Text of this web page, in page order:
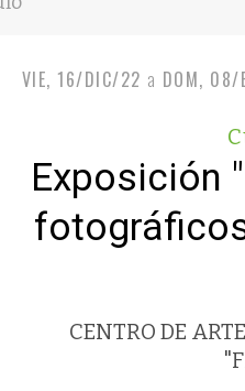
VIE, 16/DIC/22 a DOM, 08/
Exposición
CENTRO DE